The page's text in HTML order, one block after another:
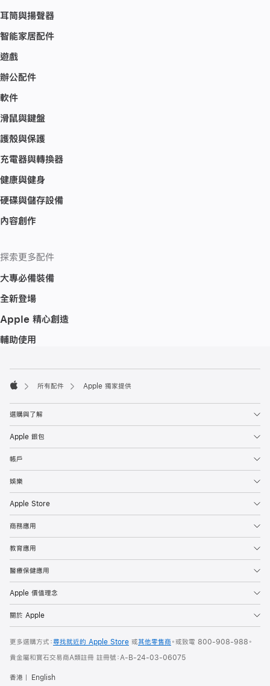
耳筒與揚聲器
智能家居配件
遊戲
辦公配件
軟件
滑鼠與鍵盤
護殼與保護
充電器與轉換器
健康與健身
硬碟與儲存設備
內容創作
探索更多配件
大專必備裝備
全新登場
Apple 精心創造
輔助使用
腳
所有配件 Apple 獨家提供
選購與了解
Apple 銀包
帳戶
娛樂
Apple Store
商務應用
教育應用
醫療保健應用
Apple 價值理念
關於 Apple
更多選購方式：尋找就近的 Apple Store 或其他零售商 。或致電 800-908-988 。
貴金屬和寶石交易商A類註冊 註冊號：A-B-24-03-06075
香港 English